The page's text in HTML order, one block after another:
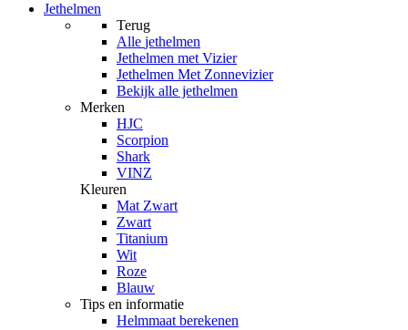
Jethelmen
Terug
Alle jethelmen
Jethelmen met Vizier
Jethelmen Met Zonnevizier
Bekijk alle jethelmen
Merken
HJC
Scorpion
Shark
VINZ
Kleuren
Mat Zwart
Zwart
Titanium
Wit
Roze
Blauw
Tips en informatie
Helmmaat berekenen